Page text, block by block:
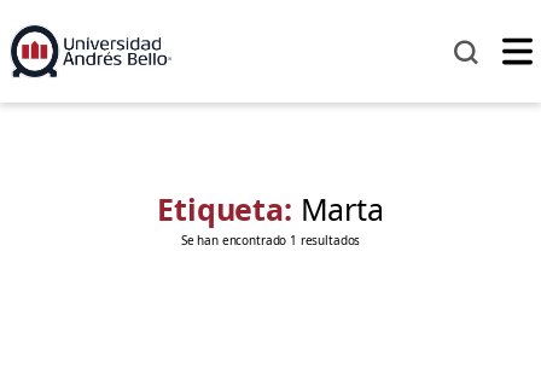
Etiqueta: Marta
Se han encontrado 1 resultados